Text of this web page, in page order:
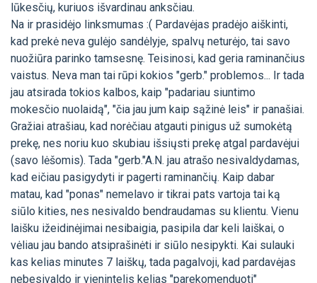
lūkesčių, kuriuos išvardinau anksčiau.
Na ir prasidėjo linksmumas :( Pardavėjas pradėjo aiškinti,
kad prekė neva gulėjo sandėlyje, spalvų neturėjo, tai savo
nuožiūra parinko tamsesnę. Teisinosi, kad geria raminančius
vaistus. Neva man tai rūpi kokios "gerb." problemos... Ir tada
jau atsirada tokios kalbos, kaip "padariau siuntimo
mokesčio nuolaidą", "čia jau jum kaip sąžinė leis" ir panašiai.
Gražiai atrašiau, kad norėčiau atgauti pinigus už sumokėtą
prekę, nes noriu kuo skubiau išsiųsti prekę atgal pardavėjui
(savo lėšomis). Tada "gerb."A.N. jau atrašo nesivaldydamas,
kad eičiau pasigydyti ir pagerti raminančių. Kaip dabar
matau, kad "ponas" nemelavo ir tikrai pats vartoja tai ką
siūlo kities, nes nesivaldo bendraudamas su klientu. Vienu
laišku ižeidinėjimai nesibaigia, pasipila dar keli laiškai, o
vėliau jau bando atsiprašinėti ir siūlo nesipykti. Kai sulauki
kas kelias minutes 7 laiškų, tada pagalvoji, kad pardavėjas
nebesivaldo ir vienintelis kelias "parekomenduoti"